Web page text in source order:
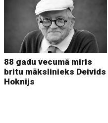
88 gadu vecumā miris
britu mākslinieks Deivids
Hoknijs